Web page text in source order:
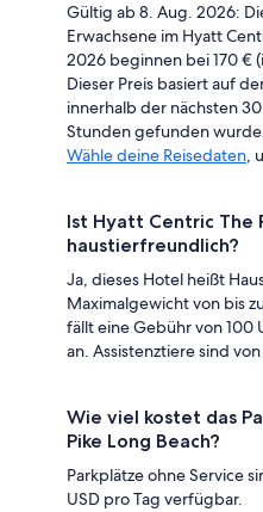
Gültig ab 8. Aug. 2026:
Erwachsene im Hyatt
2026 beginnen bei 170 €
Dieser Preis basiert auf
innerhalb der nächsten
Stunden gefunden
Wähle deine Reisedaten,
Ist Hyatt Centric The
haustierfreundlich?
Ja, dieses Hotel heißt
Maximalgewicht von bis
fällt eine Gebühr von 100
an. Assistenztiere sind
Wie viel kostet das
Pike Long Beach?
Parkplätze ohne Service
USD pro Tag verfügbar.